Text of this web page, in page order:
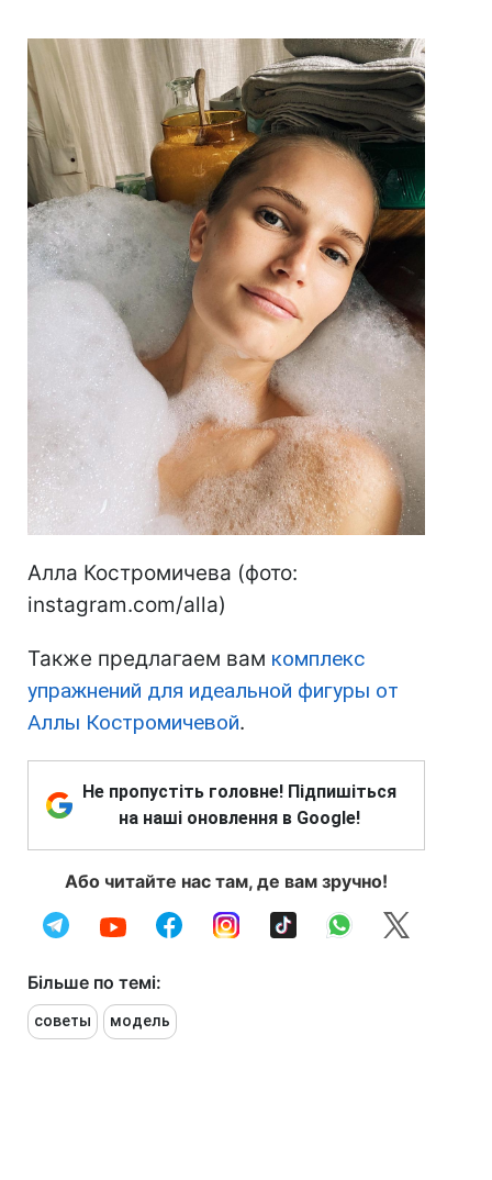
Алла Костромичева (фото:
instagram.com/alla)
Также предлагаем вам комплекс
упражнений для идеальной фигуры от
Аллы Костромичевой.
Не пропустіть головне! Підпишіться
на наші оновлення в Google!
Або читайте нас там, де вам зручно!
Більше по темі:
советы модель